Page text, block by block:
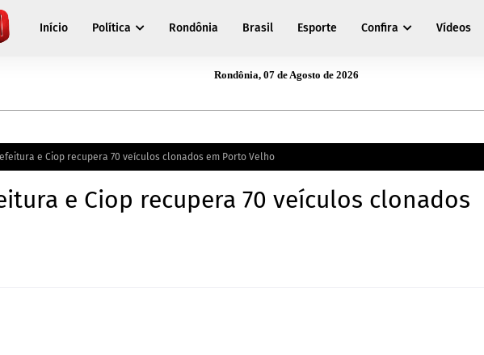
Início Política Rondônia Brasil Esporte Confira Vídeos
Rondônia, 07 de Agosto de 2026
e Ciop recupera 70 veículos clonados em Porto Velho
e Ciop recupera 70 veículos clonados